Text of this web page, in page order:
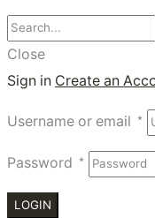
Close
Sign inCreate an
Username or email *
Password *
LOGIN